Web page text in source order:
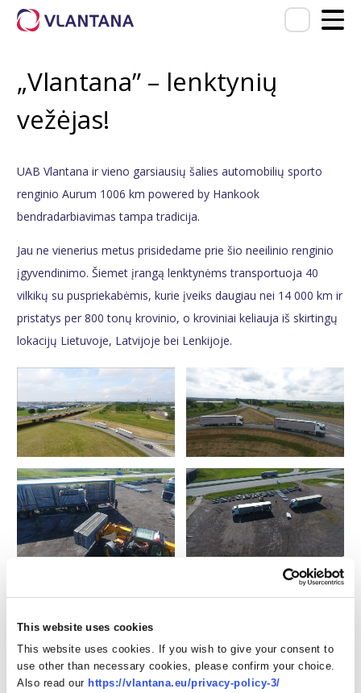
This website uses cookies
This website uses cookies. If you wish to give your consent to
use other than necessary cookies, please confirm your choice.
Also read our https://vlantana.eu/privacy-policy-3/
„Vlantana” – lenktynių
vežėjas!
UAB Vlantana ir vieno garsiausių šalies automobilių sporto
renginio Aurum 1006 km powered by Hankook
bendradarbiavimas tampa tradicija.
Jau ne vienerius metus prisidedame prie šio neeilinio renginio
įgyvendinimo. Šiemet įrangą lenktynėms transportuoja 40
vilkikų su puspriekabėmis, kurie įveiks daugiau nei 14 000 km ir
pristatys per 800 tonų krovinio, o kroviniai keliauja iš skirtingų
lokacijų Lietuvoje, Latvijoje bei Lenkijoje.